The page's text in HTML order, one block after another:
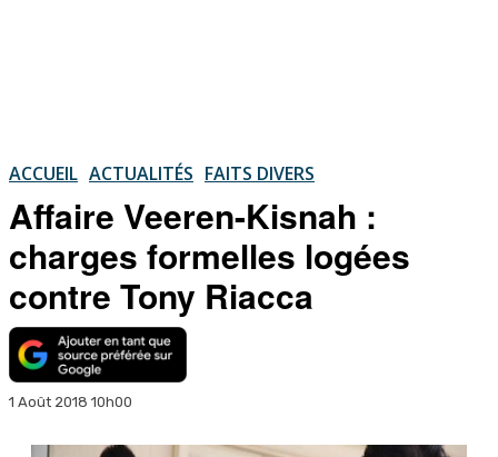
ACCUEIL ACTUALITÉS FAITS DIVERS
Affaire Veeren-Kisnah :
charges formelles logées
contre Tony Riacca
1 Août 2018 10h00